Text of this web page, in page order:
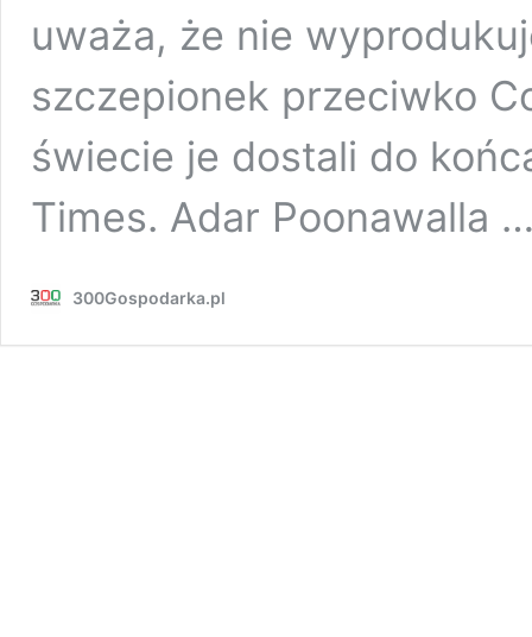
uważa, że nie
szczepionek przeciwko
świecie je dostali do
Times. Adar Poonawalla
300Gospodarka.pl